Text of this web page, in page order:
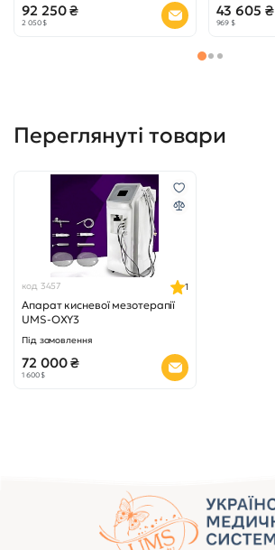
92 250 ₴
2 050 $
43 605 ₴
969 $
Переглянуті товари
код 3457
Апарат кисневої мезотерапії
UMS-OXY3
1
Під замовлення
72 000 ₴
1 600 $